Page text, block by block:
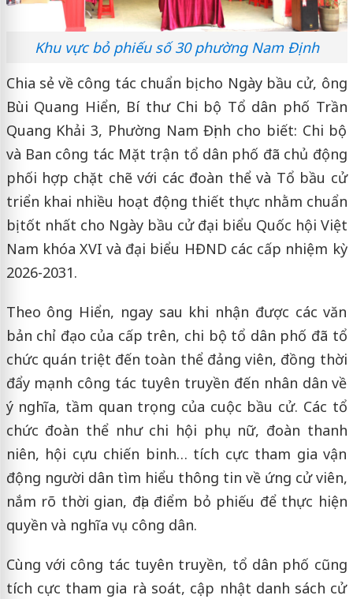
Khu vực bỏ phiếu số 30 phường Nam Định
Chia sẻ về công tác chuẩn bị cho Ngày bầu cử, ông
Bùi Quang Hiển, Bí thư Chi bộ Tổ dân phố Trần
Quang Khải 3, Phường Nam Định cho biết: Chi bộ
và Ban công tác Mặt trận tổ dân phố đã chủ động
phối hợp chặt chẽ với các đoàn thể và Tổ bầu cử
triển khai nhiều hoạt động thiết thực nhằm chuẩn
bị tốt nhất cho Ngày bầu cử đại biểu Quốc hội Việt
Nam khóa XVI và đại biểu HĐND các cấp nhiệm kỳ
2026-2031.
Theo ông Hiển, ngay sau khi nhận được các văn
bản chỉ đạo của cấp trên, chi bộ tổ dân phố đã tổ
chức quán triệt đến toàn thể đảng viên, đồng thời
đẩy mạnh công tác tuyên truyền đến nhân dân về
ý nghĩa, tầm quan trọng của cuộc bầu cử. Các tổ
chức đoàn thể như chi hội phụ nữ, đoàn thanh
niên, hội cựu chiến binh… tích cực tham gia vận
động người dân tìm hiểu thông tin về ứng cử viên,
nắm rõ thời gian, địa điểm bỏ phiếu để thực hiện
quyền và nghĩa vụ công dân.
Cùng với công tác tuyên truyền, tổ dân phố cũng
tích cực tham gia rà soát, cập nhật danh sách cử